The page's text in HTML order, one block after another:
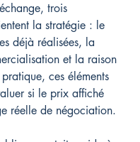
trois
la stratégie : le
déjà réalisées, la
et la raison
ces éléments
si le prix affiché
réelle de négociation.